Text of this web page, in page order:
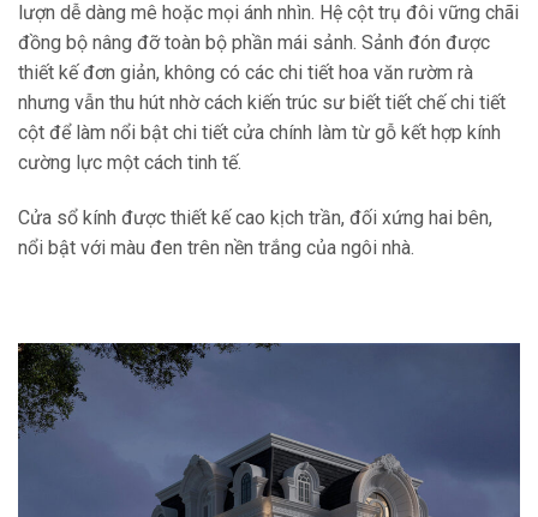
lượn dễ dàng mê hoặc mọi ánh nhìn. Hệ cột trụ đôi vững chãi
đồng bộ nâng đỡ toàn bộ phần mái sảnh. Sảnh đón được
thiết kế đơn giản, không có các chi tiết hoa văn rườm rà
nhưng vẫn thu hút nhờ cách kiến trúc sư biết tiết chế chi tiết
cột để làm nổi bật chi tiết cửa chính làm từ gỗ kết hợp kính
cường lực một cách tinh tế.
Cửa sổ kính được thiết kế cao kịch trần, đối xứng hai bên,
nổi bật với màu đen trên nền trắng của ngôi nhà.